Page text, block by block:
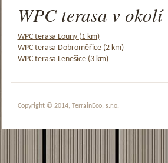
WPC terasa v okolí
WPC terasa Louny (1 km)
WPC terasa Dobroměřice (2 km)
WPC terasa Lenešice (3 km)
Copyright © 2014, TerrainEco, s.r.o.